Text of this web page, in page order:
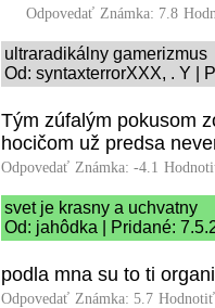
Odpovedať Známka: 7.8
ultraradikálny gamerizmus
Od: syntaxterrorXXX, . Y |
Tým zúfalým pokusom
hocičom už predsa
Odpovedať Známka: -4.1
svet je krasny a uchvatny
Od: jahôdka | Pridané:
podla mna su to ti
Odpovedať Známka: 5.7